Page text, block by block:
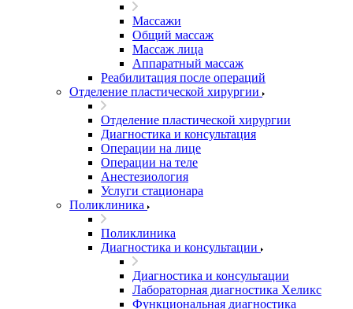
Массажи
Общий массаж
Массаж лица
Аппаратный массаж
Реабилитация после операций
Отделение пластической хирургии
Отделение пластической хирургии
Диагностика и консультация
Операции на лице
Операции на теле
Анестезиология
Услуги стационара
Поликлиника
Поликлиника
Диагностика и консультации
Диагностика и консультации
Лабораторная диагностика Хеликс
Функциональная диагностика